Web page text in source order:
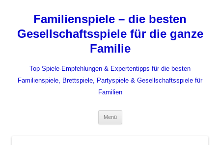
springenFamilienspiele – die besten
Gesellschaftsspiele für die ganze
Familie
Top Spiele-Empfehlungen & Expertentipps für die besten
Familienspiele, Brettspiele, Partyspiele & Gesellschaftsspiele für
Familien
Menü